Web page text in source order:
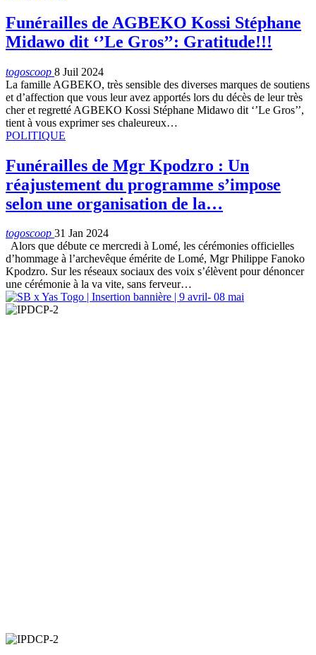
Funérailles de AGBEKO Kossi Stéphane
Midawo dit ‘’Le Gros’’: Gratitude!!!
togoscoop 8 Juil 2024
La famille AGBEKO, très sensible des diverses marques de soutiens
et d’affection que vous leur avez apportés lors du décès de leur très
cher et regretté AGBEKO Kossi Stéphane Midawo dit ‘’Le Gros’’,
tient à vous exprimer ses chaleureux…
POLITIQUE
Funérailles de Mgr Kpodzro : Un
réajustement du programme s’impose
selon une organisation de la…
togoscoop 31 Jan 2024
Alors que débute ce mercredi à Lomé, les cérémonies officielles
d’hommage à l’archevêque émérite de Lomé, Mgr Philippe Fanoko
Kpodzro. Sur les réseaux sociaux des voix s’élèvent pour dénoncer
une cérémonie à la va vite, sans ferveur…